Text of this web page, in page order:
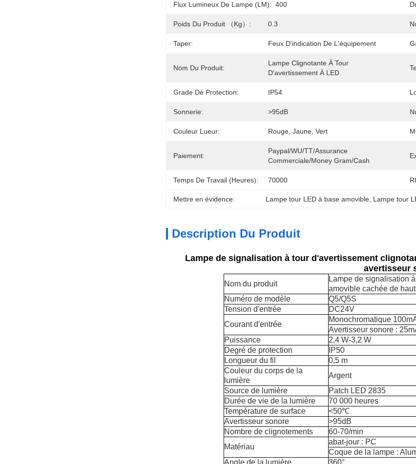
Flux Lumineux De Lampe (LM): 400
Poids Du Produit （kg）: 0.3
Taper: Feux D'indication De L'équipement
Nom Du Produit:
Lampe Clignotante À Tour
D'avertissement À LED
Grade De Protection: IP54
Sonnerie: >95dB
Couleur Lueur: Rouge, Jaune, Vert
Paiement:
Paypal/WU/TT/Assurance
Commerciale/Money Gram/Cash
Temps De Travail (heures): 70000
Mettre en évidence: Lampe tour LED à base amovible, Lampe tour
Description Du Produit
Lampe de signalisation à tour d'avertissement
avertisseur
Nom du produit
Lampe de signalisation
amovible cachée de
Numéro de modèle
Q5/Q5S
Tension d'entrée
DC24V
Courant d'entrée
Monochromatique
Avertisseur sonore :
Puissance
2,4 W-3,2 W
Degré de protection
IP50
Longueur du fil
0,5 m
Couleur du corps de la
lumière
Argent
Source de lumière
Patch LED 2835
Durée de vie de la lumière
70 000 heures
Température de surface
<50℃
Avertisseur sonore
>95dB
Nombre de clignotements
60-70/min
Matériau
abat-jour : PC
Coque de la lampe :
Angle de la lumière
360°